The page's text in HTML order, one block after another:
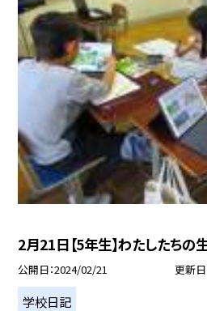
2月21日【5年生】わたしたちの
公開日 2024/02/21 更新日
学校日記